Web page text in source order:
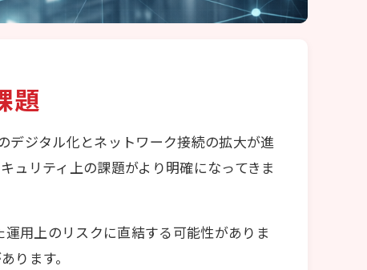
題
デジタル化とネットワーク接続の拡大が進
ュリティ上の課題がより明確になってきま
用上のリスクに直結する可能性がありま
ります。